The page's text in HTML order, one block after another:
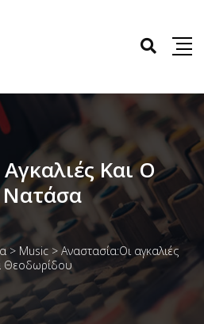
Και Ο
> Music > Αναστασία:Οι αγκαλιές
Θεοδωρίδου